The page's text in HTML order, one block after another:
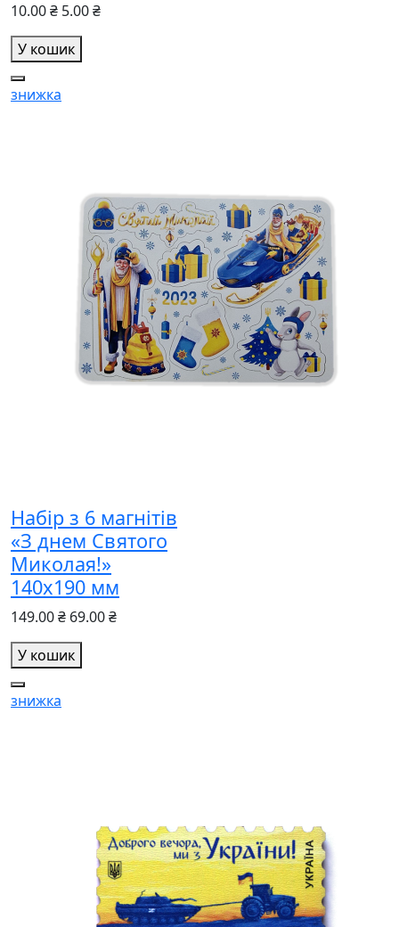
10.00 ₴ 5.00 ₴
У кошик
знижка
Набір з 6 магнітів
«З днем Святого
Миколая!»
140х190 мм
149.00 ₴ 69.00 ₴
У кошик
знижка